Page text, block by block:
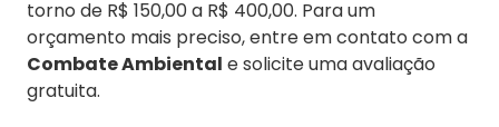
torno de R$ 150,00 a R$ 400,00. Para um
orçamento mais preciso, entre em contato com a
Combate Ambiental e solicite uma avaliação
gratuita.